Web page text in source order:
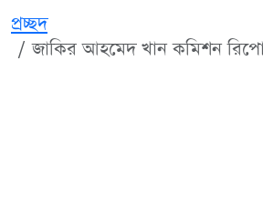
প্রচ্ছদ
জাকির আহমেদ খান কমিশন